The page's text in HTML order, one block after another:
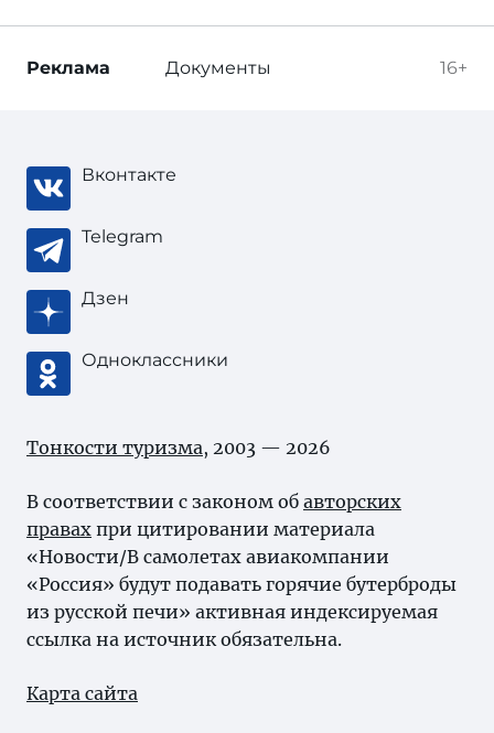
16+
Реклама Документы
Вконтакте
Telegram
Дзен
Одноклассники
Тонкости туризма, 2003 — 2026
В соответствии с законом об авторских
правах при цитировании материала
«Новости/В самолетах авиакомпании
«Россия» будут подавать горячие бутерброды
из русской печи» активная индексируемая
ссылка на источник обязательна.
Карта сайта